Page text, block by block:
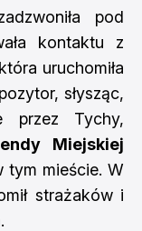
pod
kontaktu z
uruchomiła
słysząc,
przez Tychy,
Miejskiej
tym mieście. W
strażaków i